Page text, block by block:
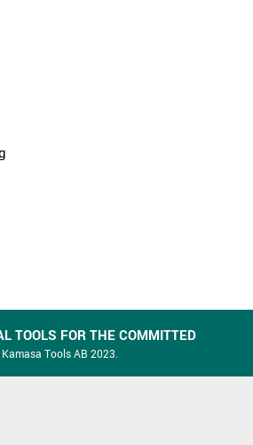
TOOLS FOR THE COMMITTED
Tools AB 2023.